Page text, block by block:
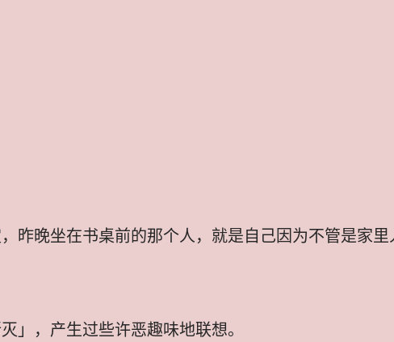
昨晚坐在书桌前的那个人，就是自己因为不管是家
」，产生过些许恶趣味地联想。